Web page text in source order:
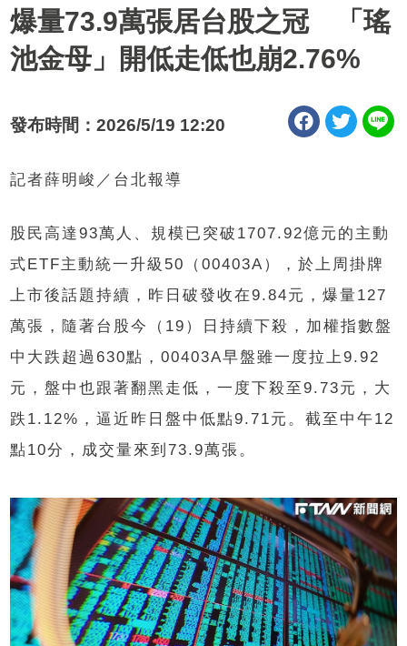
爆量73.9萬張居台股之冠 「瑤
池金母」開低走低也崩2.76%
發布時間：2026/5/19 12:20
記者薛明峻／台北報導
股民高達93萬人、規模已突破1707.92億元的主動
式ETF主動統一升級50（00403A），於上周掛牌
上市後話題持續，昨日破發收在9.84元，爆量127
萬張，隨著台股今（19）日持續下殺，加權指數盤
中大跌超過630點，00403A早盤雖一度拉上9.92
元，盤中也跟著翻黑走低，一度下殺至9.73元，大
跌1.12%，逼近昨日盤中低點9.71元。截至中午12
點10分，成交量來到73.9萬張。